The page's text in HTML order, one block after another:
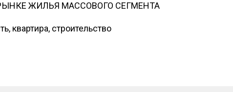
ЖИЛЬЯ МАССОВОГО СЕГМЕНТА
квартира, строительство